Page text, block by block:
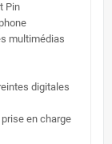
multimédias
digitales
en charge